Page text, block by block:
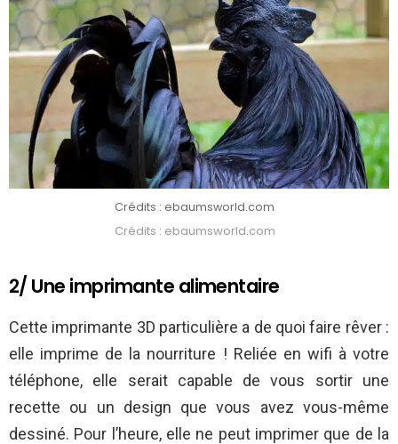
Crédits : ebaumsworld.com
Crédits : ebaumsworld.com
2/ Une imprimante alimentaire
Cette imprimante 3D particulière a de quoi faire rêver :
elle imprime de la nourriture ! Reliée en wifi à votre
téléphone, elle serait capable de vous sortir une
recette ou un design que vous avez vous-même
dessiné. Pour l’heure, elle ne peut imprimer que de la